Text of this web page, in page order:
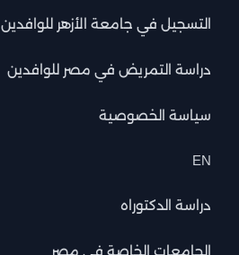
التسجيل في جامعة الأزهر للوافدين
دراسة التمريض في مصر للوافدين
سياسة الخصوصية
EN
دراسة الدكتوراه
الجامعات الخاصة في مصر